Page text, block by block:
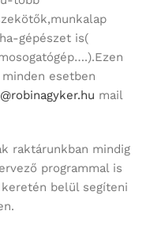
gépészet is(
esetben
mail
raktárunkban mindig
programmal is
belül segíteni